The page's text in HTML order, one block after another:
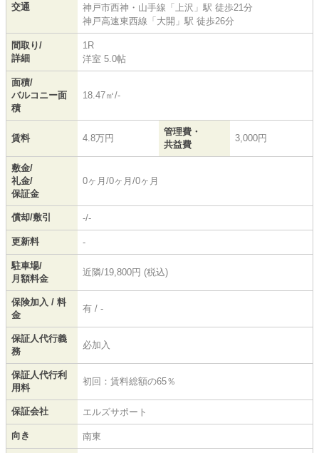
交通
神戸市西神・山手線 「 上沢 」駅 徒歩21分
神戸高速東西線 「 大開 」駅 徒歩26分
間取り/
詳細
1R
洋室 5.0帖
面積/
バルコニー面
積
18.47㎡/-
賃料 4.8万円
管理費・
共益費
3,000円
敷金/
礼金/
保証金
0ヶ月/0ヶ月/0ヶ月
償却/敷引 -/-
更新料 -
駐車場/
月額料金
近隣/19,800円 (税込)
保険加入 / 料
金
有 / -
保証人代行義
務
必加入
保証人代行利
用料
初回：賃料総額の65％
保証会社 エルズサポート
向き 南東